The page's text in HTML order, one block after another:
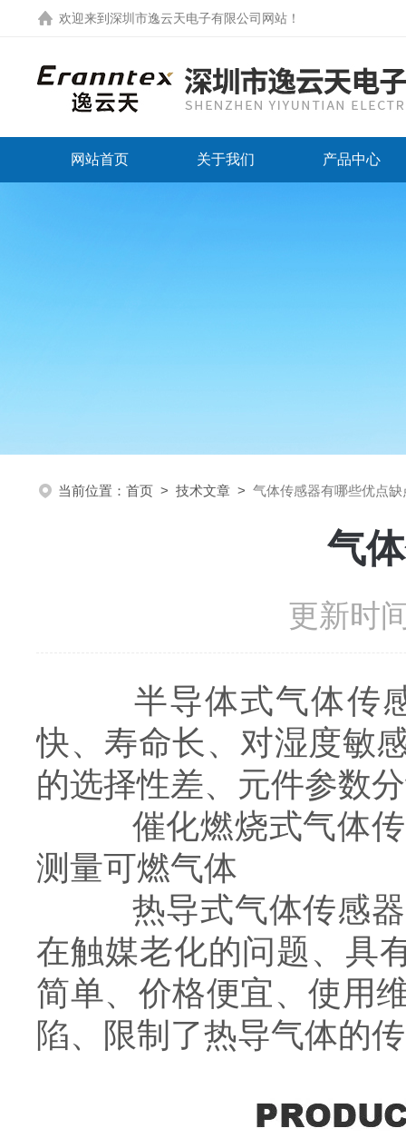
欢迎来到 深圳市逸云天电子有限公司网站 ！
网站首页 关于我们 产品中心
当前位置： 首页 > 技术文章 > 气体传感器有哪些优点缺
气
更新时
半导体式气体传感
快、寿命长、对湿度敏
的选择性差、元件参数
催化燃烧式气体传
测量可燃气体
热导式气体传感器
在触媒老化的问题、具
简单、价格便宜、使用
陷、限制了热导气体的